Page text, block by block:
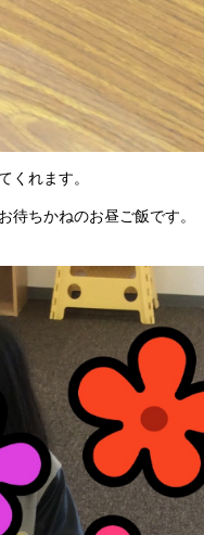
くれます。
待ちかねのお昼ご飯です。